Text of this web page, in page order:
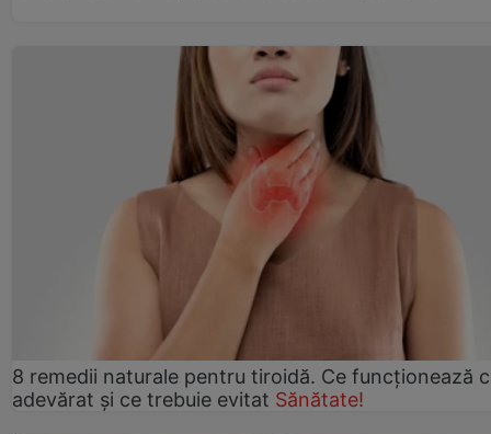
8 remedii naturale pentru tiroidă. Ce funcționează
adevărat și ce trebuie evitat Sănătate!